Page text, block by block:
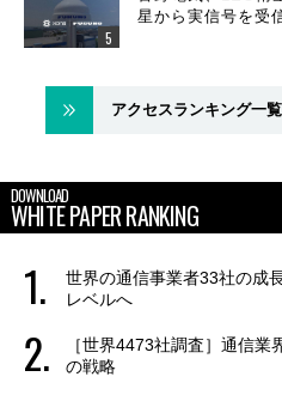
星から実信号を受
アクセスランキング一覧
DOWNLOAD
WHITE PAPER RANKING
世界の通信事業者33社の成
レベルへ
［世界4473社調査］通信
の戦略